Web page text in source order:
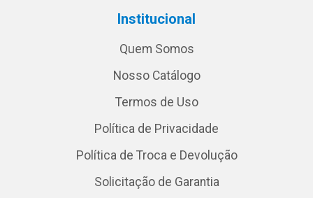
Institucional
Quem Somos
Nosso Catálogo
Termos de Uso
Política de Privacidade
Política de Troca e Devolução
Solicitação de Garantia